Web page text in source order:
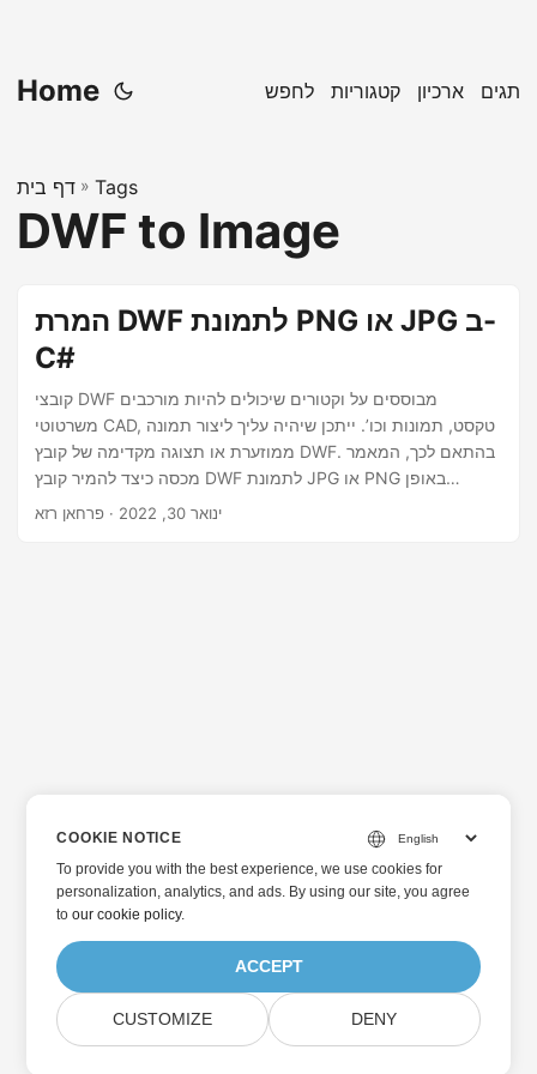
Home לחפש קטגוריות ארכיון תגים
דף בית » Tags
DWF to Image
המרת DWF לתמונת PNG או JPG ב-
C#
קובצי DWF מבוססים על וקטורים שיכולים להיות מורכבים
משרטוטי CAD, טקסט, תמונות וכו’. ייתכן שיהיה עליך ליצור תמונה
ממוזערת או תצוגה מקדימה של קובץ DWF. בהתאם לכך, המאמר
מכסה כיצד להמיר קובץ DWF לתמונת JPG או PNG באופן
פרוגרמטי ב-C#.
ינואר 30, 2022 · פרחאן רזא
COOKIE NOTICE
To provide you with the best experience, we use cookies for
personalization, analytics, and ads. By using our site, you agree
toour cookie policy.
ACCEPT
CUSTOMIZE DENY